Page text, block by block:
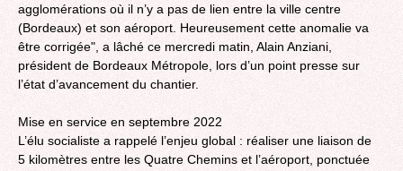
agglomérations où il n’y a pas de lien entre la ville centre
(Bordeaux) et son aéroport. Heureusement cette anomalie va
être corrigée", a lâché ce mercredi matin, Alain Anziani,
président de Bordeaux Métropole, lors d’un point presse sur
l’état d’avancement du chantier.
Mise en service en septembre 2022
L’élu socialiste a rappelé l’enjeu global : réaliser une liaison de
5 kilomètres entre les Quatre Chemins et l’aéroport, ponctuée